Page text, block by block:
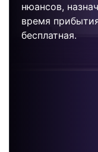
нюансов,
время
бесплатная.